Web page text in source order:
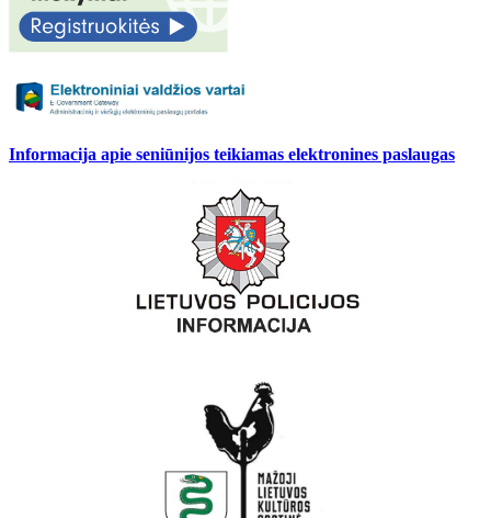
Informacija apie seniūnijos teikiamas elektronines paslaugas